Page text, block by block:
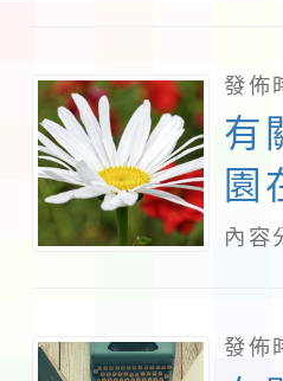
庫
校
查
發
有
園
組
師
內容
發